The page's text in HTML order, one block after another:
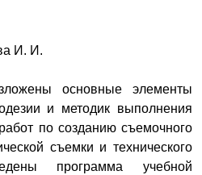
И. И.
основные элементы
и методик выполнения
по созданию съемочного
съемки и технического
программа учебной